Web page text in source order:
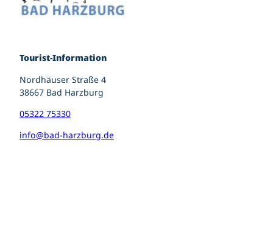
Tourist-Information
Nordhäuser Straße 4
38667 Bad Harzburg
05322 75330
info@bad-harzburg.de